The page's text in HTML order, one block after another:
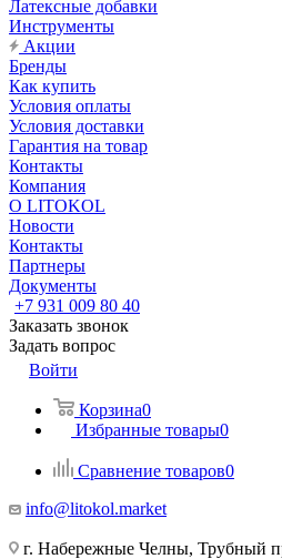
Латексные добавки
Инструменты
Акции
Бренды
Как купить
Условия оплаты
Условия доставки
Гарантия на товар
Контакты
Компания
О LITOKOL
Новости
Контакты
Партнеры
Документы
+7 931 009 80 40
Заказать звонок
Задать вопрос
Войти
Корзина0
Избранные товары0
Сравнение товаров0
info@litokol.market
г. Набережные Челны, Трубный